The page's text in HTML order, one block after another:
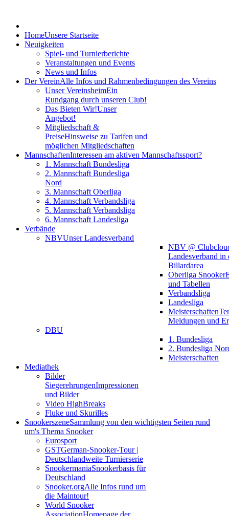
HomeUnsere Startseite
Neuigkeiten
Spiel- und Turnierberichte
Veranstaltungen und Events
News und Infos
Der VereinAlle Infos und Rahmenbedingungen des Vereins
Unser VereinsheimEin
Rundgang durch unseren Club!
Das Bieten Wir!Unser
Angebot!
Mitgliedschaft &
PreiseHinsweise zu Tarifen und
möglichen Mitgliedschaften
MannschaftenInteressen am aktiven Mannschaftssport?
1. Mannschaft Bundesliga
2. Mannschaft Bundesliga
Nord
3. Mannschaft Oberliga
4. Mannschaft Verbandsliga
5. Mannschaft Verbandsliga
6. Mannschaft Landesliga
Verbände
NBVUnser Landesverband
NBV @
Landesverband in
Billardarea
Oberliga Snooker
und Tabellen
Verbandsliga
Landesliga
Meisterschaften
Meldungen und
DBU
1. Bundesliga
2. Bundesliga
Meisterschaften
Mediathek
Bilder
SiegerehrungenImpressionen
und Bilder
Video HighBreaks
Fluke und Skurilles
SnookerszeneSammlung von den wichtigsten Seiten rund
um's Thema Snooker
Eurosport
GSTGerman-Snooker-Tour |
Deutschlandweite Turnierserie
SnookermaniaSnookerbasis für
Deutschland
Snooker.orgAlle Infos rund um
die Maintour!
World Snooker
AssociationHomepage der